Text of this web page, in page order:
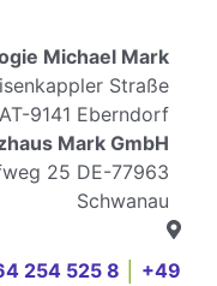
Michael Mark
Straße
9141 Eberndorf
Mark GmbH
25 DE-77963
Schwanau
254 525 8
+49